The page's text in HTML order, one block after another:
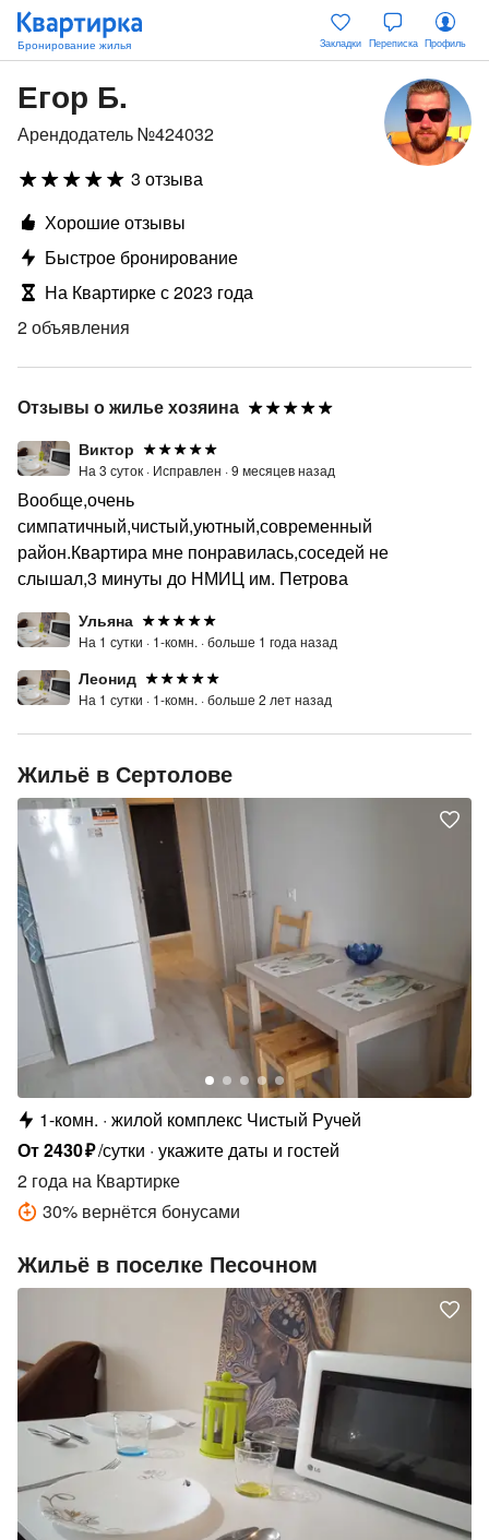
Закладки Переписка Профиль
Егор Б.
Арендодатель №424032
3 отзыва
Хорошие отзывы
Быстрое бронирование
На Квартирке с 2023 года
2 объявления
Отзывы о жилье хозяина
Виктор
На 3 суток · Исправлен ·9 месяцев назад
Вообще,очень
симпатичный,чистый,уютный,современный
район.Квартира мне понравилась,соседей не
слышал,3 минуты до НМИЦ им. Петрова
Ульяна
На 1 сутки · 1-комн. ·больше 1 года назад
Леонид
На 1 сутки · 1-комн. ·больше 2 лет назад
Жильё в Сертолове
1-комн. жилой комплекс Чистый Ручей
От2430₽/сутки укажите даты и гостей
2 года на Квартирке
30% вернётся бонусами
Жильё в поселке Песочном